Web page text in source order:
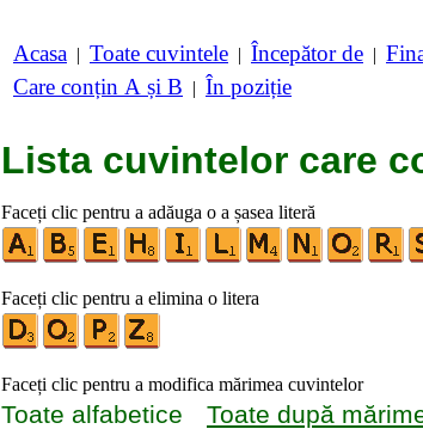
Acasa | Toate cuvintele | Începător de |
Care conțin A și B | În poziție
Lista cuvintelor care
Faceți clic pentru a adăuga o a șasea literă
Faceți clic pentru a elimina o litera
Faceți clic pentru a modifica mărimea cuvintelor
Toate alfabetice Toate după